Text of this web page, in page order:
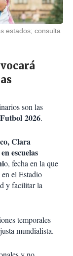
estados; consulta
son las
2026.
Clara
escuelas
o, fecha en la que
el Estadio
y facilitar la
temporales
mundialista.